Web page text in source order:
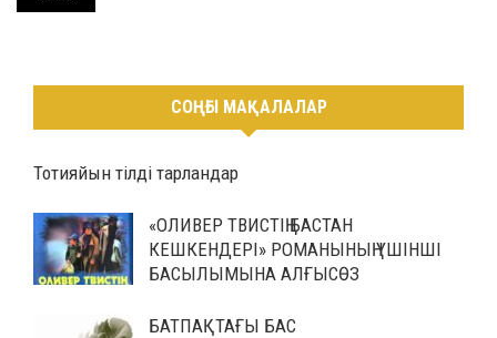
СОҢҒЫ МАҚАЛАЛАР
Тотияйын тілді тарландар
«ОЛИВЕР ТВИСТІҢ БАСТАН
КЕШКЕНДЕРІ» РОМАНЫНЫҢ ҮШІНШІ
БАСЫЛЫМЫНА АЛҒЫСӨЗ
БАТПАҚТАҒЫ БАС